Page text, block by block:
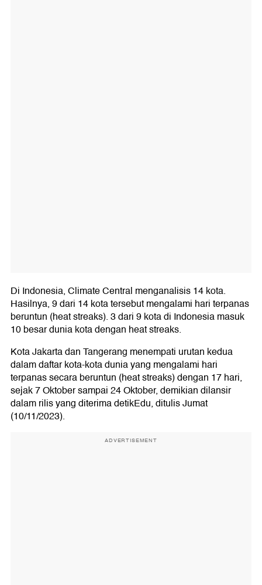
Di Indonesia, Climate Central menganalisis 14 kota.
Hasilnya, 9 dari 14 kota tersebut mengalami hari terpanas
beruntun (heat streaks). 3 dari 9 kota di Indonesia masuk
10 besar dunia kota dengan heat streaks.
Kota Jakarta dan Tangerang menempati urutan kedua
dalam daftar kota-kota dunia yang mengalami hari
terpanas secara beruntun (heat streaks) dengan 17 hari,
sejak 7 Oktober sampai 24 Oktober, demikian dilansir
dalam rilis yang diterima detikEdu, ditulis Jumat
(10/11/2023).
ADVERTISEMENT